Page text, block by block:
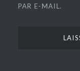
PAR E-MAIL.